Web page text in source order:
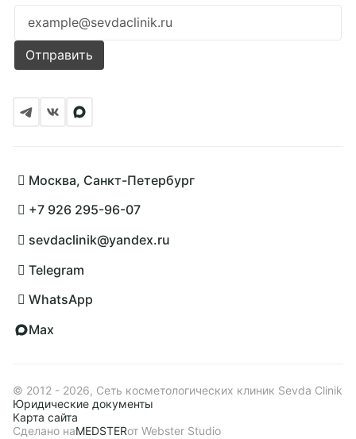
Ошибка заполнения
Отправить
Москва, Санкт-Петербург
+7 926 295-96-07
sevdaclinik@yandex.ru
Telegram
WhatsApp
Max
© 2012 - 2026, Сеть косметологических клиник Sevda Clinik
Юридические документы
Карта сайта
Сделано наMEDSTERот Webster Studio